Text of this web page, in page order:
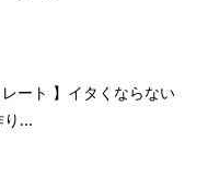
レート 】イタくならない
り...